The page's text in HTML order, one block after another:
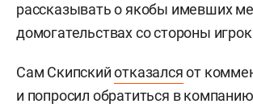
рассказывать о якобы имевших
домогательствах со стороны
Сам Скипскийотказалсяот
и попросил обратиться в